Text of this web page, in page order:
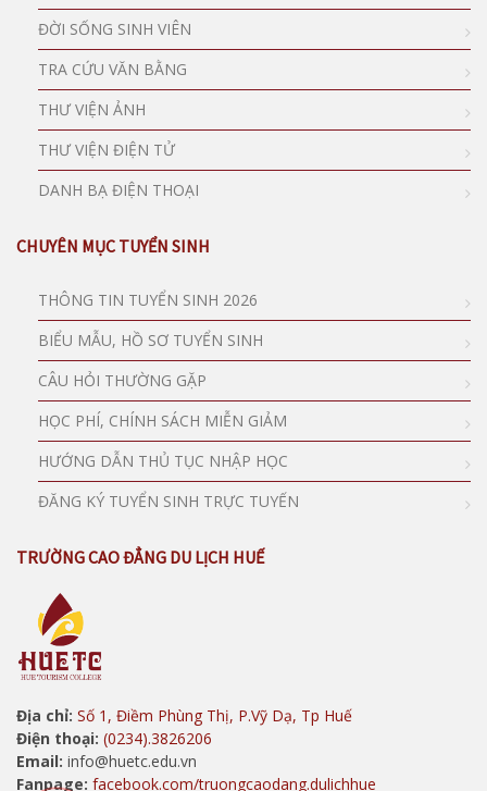
ĐỜI SỐNG SINH VIÊN
TRA CỨU VĂN BẰNG
THƯ VIỆN ẢNH
THƯ VIỆN ĐIỆN TỬ
DANH BẠ ĐIỆN THOẠI
CHUYÊN MỤC TUYỂN SINH
THÔNG TIN TUYỂN SINH 2026
BIỂU MẪU, HỒ SƠ TUYỂN SINH
CÂU HỎI THƯỜNG GẶP
HỌC PHÍ, CHÍNH SÁCH MIỄN GIẢM
HƯỚNG DẪN THỦ TỤC NHẬP HỌC
ĐĂNG KÝ TUYỂN SINH TRỰC TUYẾN
TRƯỜNG CAO ĐẲNG DU LỊCH HUẾ
Địa chỉ: Số 1, Điềm Phùng Thị, P.Vỹ Dạ, Tp Huế
Điện thoại: (0234).3826206
Email: info@huetc.edu.vn
Fanpage: facebook.com/truongcaodang.dulichhue